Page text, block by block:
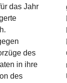
das Jahr
des
in ihre
des